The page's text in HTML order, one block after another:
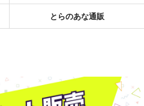
サービス開始のお知らせ（2026.01.05 更新｜2025.12.30 掲載）
換キャンペーン」終了のお知らせ（2025.11.21 掲載）
知らせ（2024.11.20 掲載）
とらのあな通販